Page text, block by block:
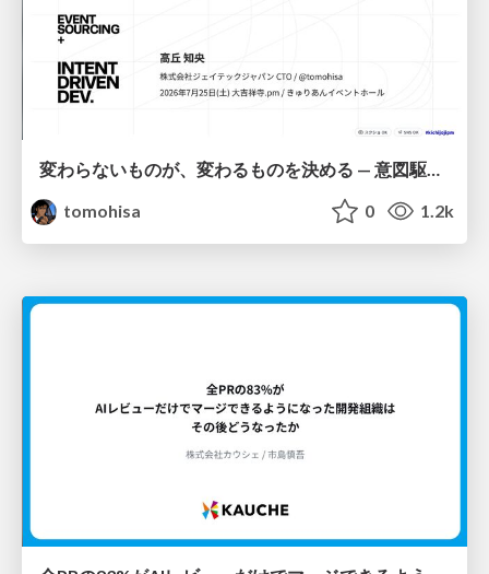
変わらないものが、変わるものを決める — 意図駆動開発 × イベントソーシング × イミュータブル | What Doesn't Change Decides What Can — IDD × Event Sourcing × Immutability
tomohisa
0 1.2k